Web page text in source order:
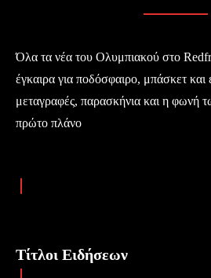
Όλα τα νέα του Ολυμπιακού στο
έγκαιρα για ποδόσφαιρο, μπάσκετ και
μεταγραφές, παρασκήνια και η φωνή
πρώτο πλάνο
Τίτλοι Ειδήσεων